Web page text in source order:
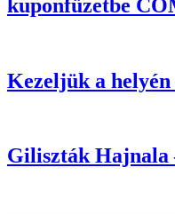
kuponfüzetbe
Kezeljük a
Giliszták